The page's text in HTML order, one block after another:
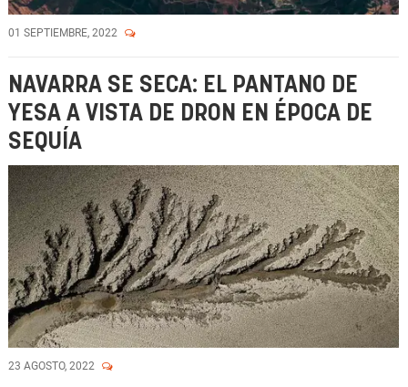
01 SEPTIEMBRE, 2022
NAVARRA SE SECA: EL PANTANO DE
YESA A VISTA DE DRON EN ÉPOCA DE
SEQUÍA
23 AGOSTO, 2022